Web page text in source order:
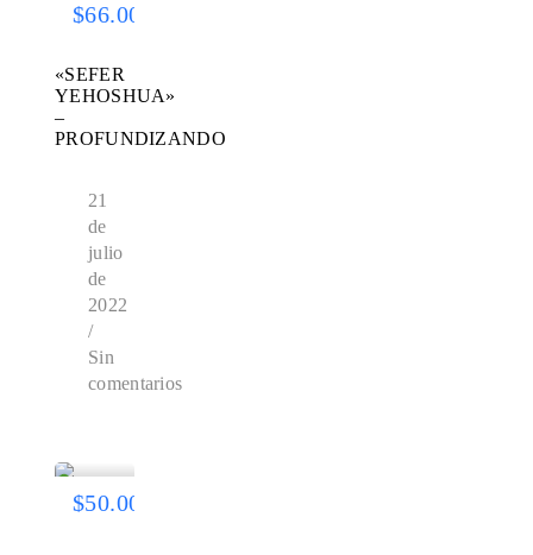
$66.00
«SEFER
YEHOSHUA»
–
PROFUNDIZANDO
21
de
julio
de
2022
/
Sin
comentarios
$50.00